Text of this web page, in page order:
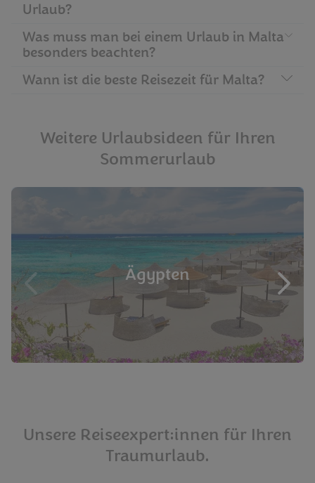
Urlaub?
Was muss man bei einem Urlaub in Malta
besonders beachten?
Wann ist die beste Reisezeit für Malta?
Weitere Urlaubsideen für Ihren
Sommerurlaub
Ägypten
Unsere Reiseexpert:innen für Ihren
Traumurlaub.